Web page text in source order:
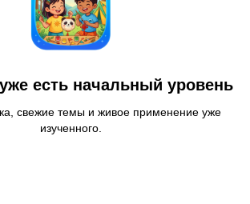
есть начальный уровень
свежие темы и живое применение уже
изученного.